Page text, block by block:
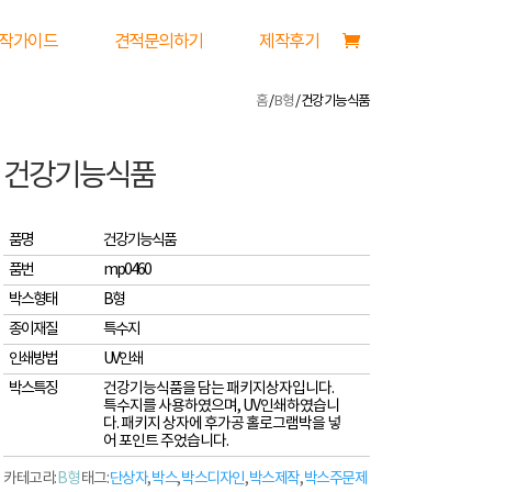
가이드 견적문의하기 제작후기
홈/B형/ 건강기능식품
건강기능식품
품명
건강기능식품
품번
mp0460
박스형태
B형
종이재질
특수지
인쇄방법
UV인쇄
박스특징
건강기능식품을 담는 패키지상자입니다.
특수지를 사용하였으며, UV인쇄하였습니
다. 패키지 상자에 후가공 홀로그램박을 넣
어 포인트 주었습니다.
카테고리: B형태그:단상자,박스,박스디자인,박스제작,박스주문제